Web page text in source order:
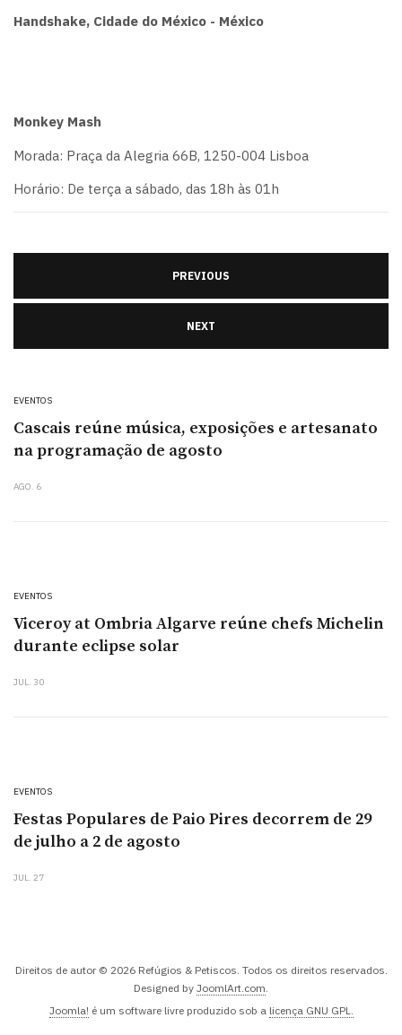
Handshake, Cidade do México - México
Monkey Mash
Morada: Praça da Alegria 66B, 1250-004 Lisboa
Horário: De terça a sábado, das 18h às 01h
PREVIOUS
NEXT
EVENTOS
Cascais reúne música, exposições e artesanato
na programação de agosto
AGO. 6
EVENTOS
Viceroy at Ombria Algarve reúne chefs Michelin
durante eclipse solar
JUL. 30
EVENTOS
Festas Populares de Paio Pires decorrem de 29
de julho a 2 de agosto
JUL. 27
Direitos de autor © 2026 Refúgios & Petiscos. Todos os direitos reservados.
Designed by JoomlArt.com
Joomla! é um software livre produzido sob a licença GNU GPL.